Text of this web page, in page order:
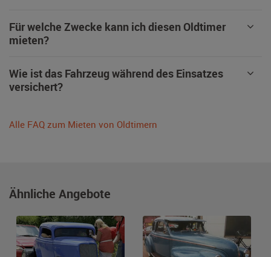
Für welche Zwecke kann ich diesen Oldtimer
mieten?
Wie ist das Fahrzeug während des Einsatzes
versichert?
Alle FAQ zum Mieten von Oldtimern
Ähnliche Angebote